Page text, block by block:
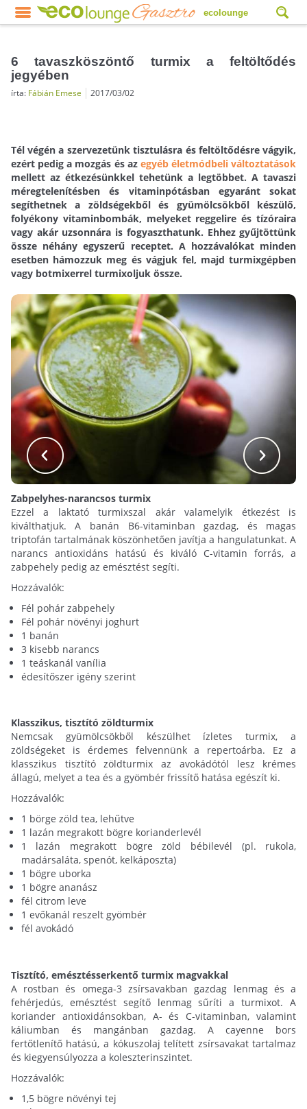
ecolounge
6 tavaszköszöntő turmix a feltöltődés
jegyében
írta: Fábián Emese 2017/03/02
Tél végén a szervezetünk tisztulásra és feltöltődésre vágyik,
ezért pedig a mozgás és az egyéb életmódbeli változtatások
mellett az étkezésünkkel tehetünk a legtöbbet. A tavaszi
méregtelenítésben és vitaminpótásban egyaránt sokat
segíthetnek a zöldségekből és gyümölcsökből készülő,
folyékony vitaminbombák, melyeket reggelire és tízóraira
vagy akár uzsonnára is fogyaszthatunk. Ehhez gyűjtöttünk
össze néhány egyszerű receptet. A hozzávalókat minden
esetben hámozzuk meg és vágjuk fel, majd turmixgépben
vagy botmixerrel turmixoljuk össze.
Zabpelyhes-narancsos turmix
Ezzel a laktató turmixszal akár valamelyik étkezést is
kiválthatjuk. A banán B6-vitaminban gazdag, és magas
triptofán tartalmának köszönhetően javítja a hangulatunkat. A
narancs antioxidáns hatású és kiváló C-vitamin forrás, a
zabpehely pedig az emésztést segíti.
Hozzávalók:
Fél pohár zabpehely
Fél pohár növényi joghurt
1 banán
3 kisebb narancs
1 teáskanál vanília
édesítőszer igény szerint
Klasszikus, tisztító zöldturmix
Nemcsak gyümölcsökből készülhet ízletes turmix, a
zöldségeket is érdemes felvennünk a repertoárba. Ez a
klasszikus tisztító zöldturmix az avokádótól lesz krémes
állagú, melyet a tea és a gyömbér frissítő hatása egészít ki.
Hozzávalók:
1 börge zöld tea, lehűtve
1 lazán megrakott bögre korianderlevél
1 lazán megrakott bögre zöld bébilevél (pl. rukola,
madársaláta, spenót, kelkáposzta)
1 bögre uborka
1 bögre ananász
fél citrom leve
1 evőkanál reszelt gyömbér
fél avokádó
Tisztító, emésztésserkentő turmix magvakkal
A rostban és omega-3 zsírsavakban gazdag lenmag és a
fehérjedús, emésztést segítő lenmag sűríti a turmixot. A
koriander antioxidánsokban, A- és C-vitaminban, valamint
káliumban és mangánban gazdag. A cayenne bors
fertőtlenítő hatású, a kókuszolaj telített zsírsavakat tartalmaz
és kiegyensúlyozza a koleszterinszintet.
Hozzávalók:
1,5 bögre növényi tej